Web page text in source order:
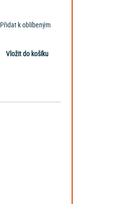
Přidat k oblíbeným